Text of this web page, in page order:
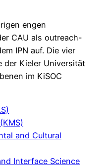
engen
CAU als outreach-
IPN auf. Die vier
der Kieler Universität
im KiSOC
and Cultural
Interface Science